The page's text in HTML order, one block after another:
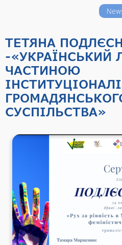
ТЕТЯНА
-«УКРАЇНСЬКИЙ
ЧАСТИНОЮ
СУСПІЛЬСТВА»